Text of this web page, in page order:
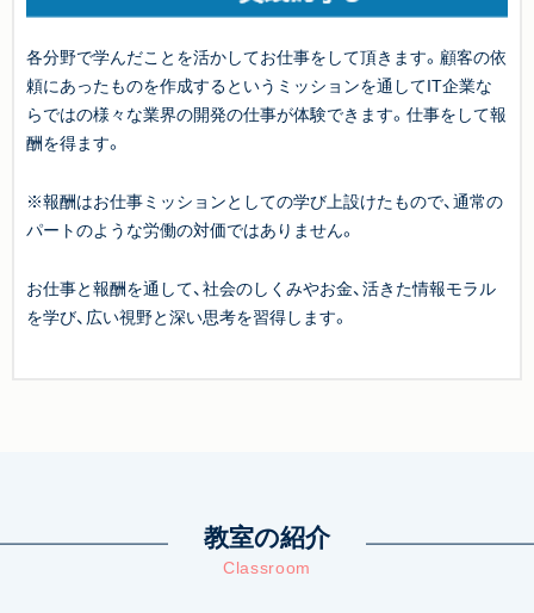
各分野で学んだことを活かしてお仕事をして頂きます。顧客の依
頼にあったものを作成するというミッションを通してIT企業な
らではの様々な業界の開発の仕事が体験できます。仕事をして報
酬を得ます。
※報酬はお仕事ミッションとしての学び上設けたもので、通常の
パートのような労働の対価ではありません。
お仕事と報酬を通して、社会のしくみやお金、活きた情報モラル
を学び、広い視野と深い思考を習得します。
教室の紹介
Classroom